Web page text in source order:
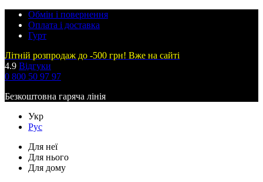
Обмін і повернення
Оплата і доставка
Гурт
Літній розпродаж до -500 грн! Вже на сайті
4.9 Відгуки
0 800 50 97 97
Безкоштовна гаряча лінія
Укр
Рус
Для неї
Для нього
Для дому